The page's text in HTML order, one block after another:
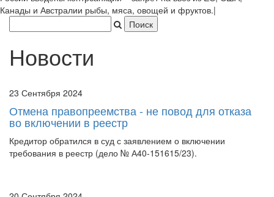
Канады и Австралии рыбы, мяса, овощей и фруктов.|
Новости
23 Сентября 2024
Отмена правопреемства - не повод для отказа
во включении в реестр
Кредитор обратился в суд с заявлением о включении
требования в реестр (дело № А40-151615/23).